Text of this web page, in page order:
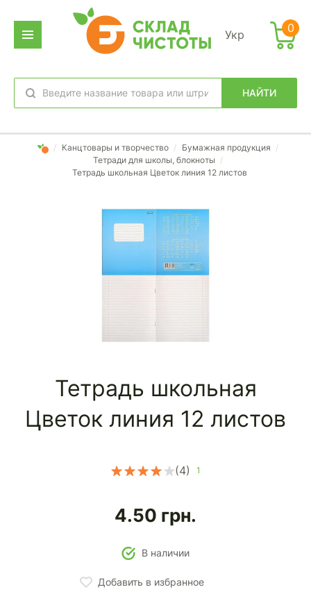
Укр
НАЙТИ
избранное вход
0
/ Канцтовары и творчество / Бумажная продукция /
Тетради для школы, блокноты /
Тетрадь школьная Цветок линия 12 листов
Тетрадь школьная
Цветок линия 12 листов
(4) 1
4.50 грн.
В наличии
Добавить в избранное